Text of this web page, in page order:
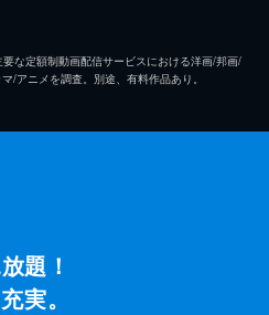
な定額制動画配信サービスにおける洋画/邦画/
/アニメを調査。別途、有料作品あり。
題！
実。